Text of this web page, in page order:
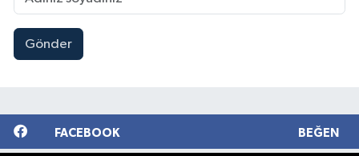
Gönder
FACEBOOK BEĞEN